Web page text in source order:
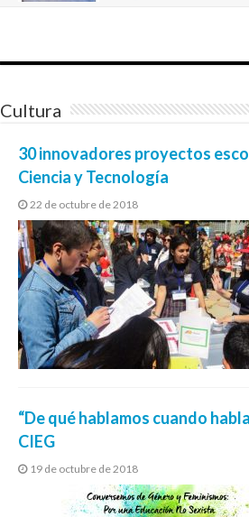
Cultura
30 innovadores proyectos
Ciencia y Tecnología
22 de octubre de 2018
“De qué hablamos cuando
CIEG
19 de octubre de 2018